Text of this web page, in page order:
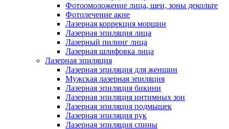
Фотоомоложение лица, шеи, зоны декольте
Фотолечение акне
Лазерная коррекция морщин
Лазерная эпиляция лица
Лазерный пилинг лица
Лазерная шлифовка лица
Лазерная эпиляция
Лазерная эпиляция для женщин
Мужская лазерная эпиляция
Лазерная эпиляция бикини
Лазерная эпиляция интимных зон
Лазерная эпиляция подмышек
Лазерная эпиляция рук
Лазерная эпиляция спины